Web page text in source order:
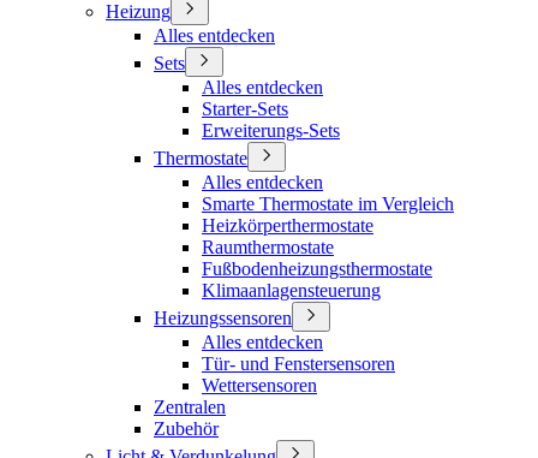
Heizung
Alles entdecken
Sets
Alles entdecken
Starter-Sets
Erweiterungs-Sets
Thermostate
Alles entdecken
Smarte Thermostate im Vergleich
Heizkörperthermostate
Raumthermostate
Fußbodenheizungsthermostate
Klimaanlagensteuerung
Heizungssensoren
Alles entdecken
Tür- und Fenstersensoren
Wettersensoren
Zentralen
Zubehör